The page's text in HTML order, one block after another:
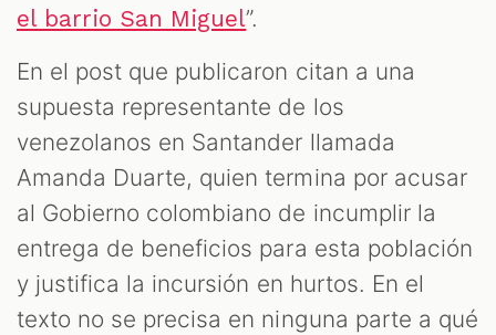
el barrio San Miguel”.
En el post que publicaron citan a una
supuesta representante de los
venezolanos en Santander llamada
Amanda Duarte, quien termina por acusar
al Gobierno colombiano de incumplir la
entrega de beneficios para esta población
y justifica la incursión en hurtos. En el
texto no se precisa en ninguna parte a qué